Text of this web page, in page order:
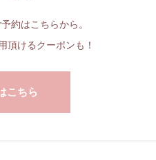
約はこちらから。
頂けるクーポンも！
こちら